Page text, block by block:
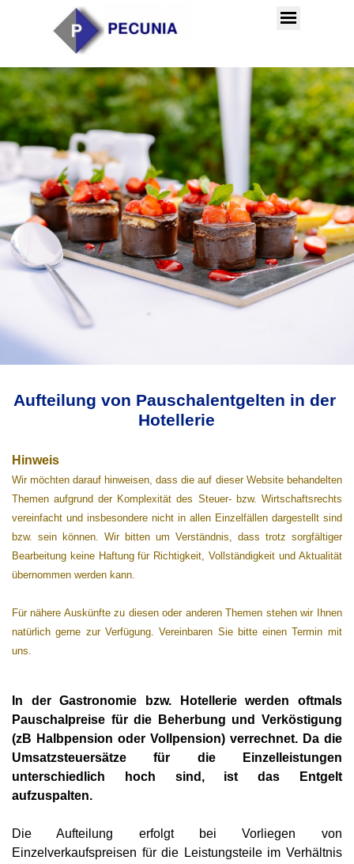
Aufteilung von Pauschalentgelten in der
Hotellerie
Hinweis
Wir möchten darauf hinweisen, dass die auf dieser Website behandelten
Themen aufgrund der Komplexität des Steuer- bzw. Wirtschaftsrechts
vereinfacht und insbesondere nicht in allen Einzelfällen dargestellt sind
bzw. sein können. Wir bitten um Verständnis, dass trotz sorgfältiger
Bearbeitung keine Haftung für Richtigkeit, Vollständigkeit und Aktualität
übernommen werden kann.
Für nähere Auskünfte zu diesen oder anderen Themen stehen wir Ihnen
natürlich gerne zur Verfügung. Vereinbaren Sie bitte einen Termin mit
uns.
In der Gastronomie bzw. Hotellerie werden oftmals
Pauschalpreise für die Beherbung und Verköstigung
(zB Halbpension oder Vollpension) verrechnet. Da die
Umsatzsteuersätze für die Einzelleistungen
unterschiedlich hoch sind, ist das Entgelt
aufzuspalten.
Die Aufteilung erfolgt bei Vorliegen von
Einzelverkaufspreisen für die Leistungsteile im Verhältnis